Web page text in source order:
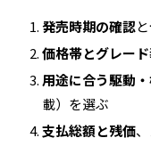
発売時期の確認
価格帯とグレー
用途に合う駆動
載）を選ぶ
支払総額と残価